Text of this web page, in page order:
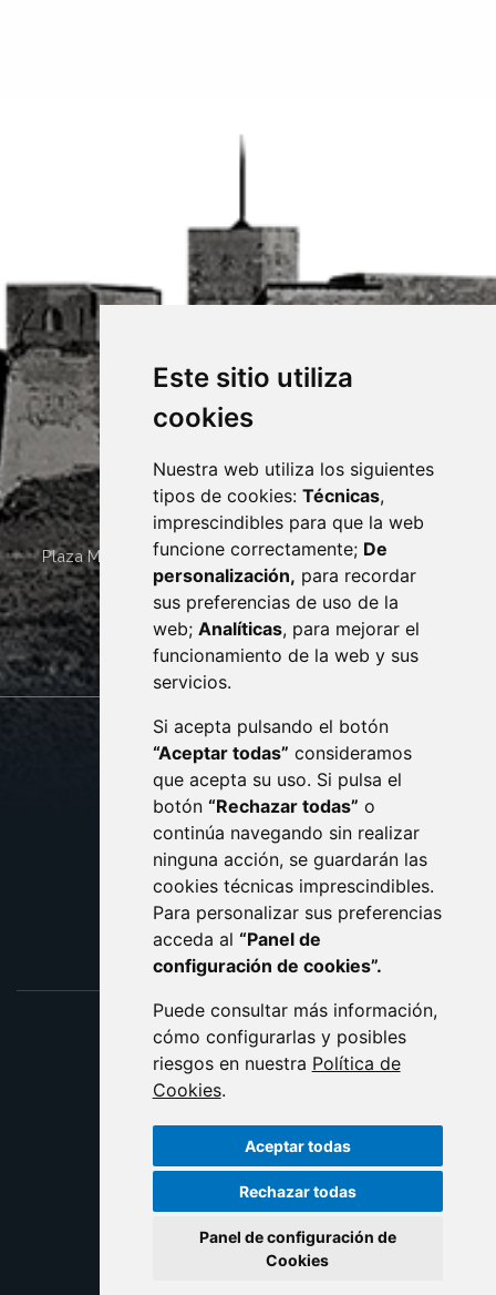
Este sitio utiliza
cookies
Nuestra web utiliza los siguientes
tipos de cookies: Técnicas,
imprescindibles para que la web
funcione correctamente; De
personalización, para recordar
sus preferencias de uso de la
web; Analíticas, para mejorar el
funcionamiento de la web y sus
servicios.
Si acepta pulsando el botón
“Aceptar todas” consideramos
que acepta su uso. Si pulsa el
botón “Rechazar todas” o
continúa navegando sin realizar
ninguna acción, se guardarán las
cookies técnicas imprescindibles.
Para personalizar sus preferencias
acceda al “Panel de
configuración de cookies”.
Puede consultar más información,
cómo configurarlas y posibles
riesgos en nuestra Política de
Cookies.
Aceptar todas
Rechazar todas
Panel de configuración de
Cookies
Plaza Mayor 4 22400 MONZÓN - ARAGÓN (ESPAÑA)
· (34) 974 400 700 ·
sac@monzon.es
monzon.es
CONTACTO
AVISO LEGAL
PROTECCIÓN DE DATOS
POLÍTICA DE COOKIES
ACCESIBILIDAD
ENLACE EXTERNO AL